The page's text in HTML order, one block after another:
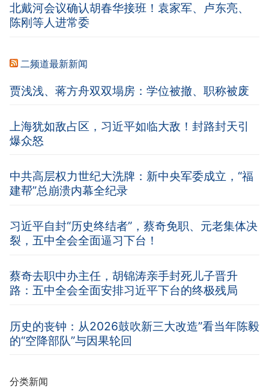
北戴河会议确认胡春华接班！袁家军、卢东亮、
陈刚等人进常委
二频道最新新闻
贾浅浅、蒋方舟双双塌房：学位被撤、职称被废
上海犹如敌占区，习近平如临大敌！封路封天引
爆众怒
中共高层权力世纪大洗牌：新中央军委成立，“福
建帮”总崩溃内幕全纪录
习近平自封“历史终结者”，蔡奇免职、元老集体决
裂，五中全会全面逼习下台！
蔡奇去职中办主任，胡锦涛亲手封死儿子晋升
路：五中全会全面安排习近平下台的终极残局
历史的丧钟：从2026鼓吹新三大改造”看当年陈毅
的“空降部队”与因果轮回
分类新闻